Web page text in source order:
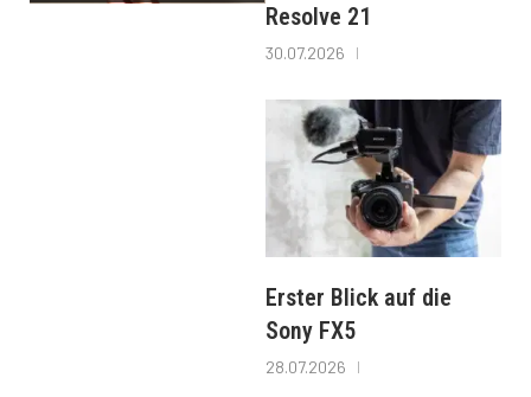
Resolve 21
30.07.2026
Erster Blick auf die
Sony FX5
28.07.2026